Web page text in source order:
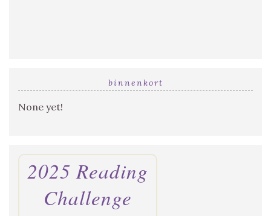
binnenkort
None yet!
2025 Reading
Challenge